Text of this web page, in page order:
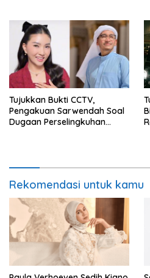
Tujukkan Bukti CCTV,
Pengakuan Sarwendah Soal
Dugaan Perselingkuhan
Rekomendasi untuk kamu